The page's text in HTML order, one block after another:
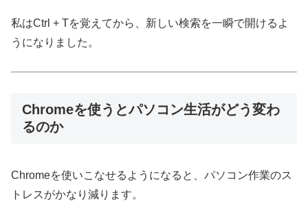
私はCtrl + Tを覚えてから、新しい検索を一瞬で開けるよ
うになりました。
Chromeを使うとパソコン生活がどう変わ
るのか
Chromeを使いこなせるようになると、パソコン作業のス
トレスがかなり減ります。